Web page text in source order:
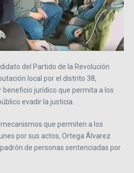
del Partido de la Revolución
local por el distrito 38,
jurídico que permita a los
evadir la justicia.
que permiten a los
por sus actos, Ortega Álvarez
de personas sentenciadas por